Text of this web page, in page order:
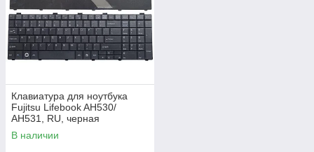
Клавиатура для ноутбука
Fujitsu Lifebook AH530/
AH531, RU, черная
В наличии